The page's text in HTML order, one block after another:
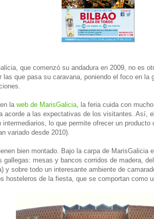
que comenzó su andadura en 2009, no es
las que pasa su caravana, poniendo el foco en la
laweb de MarisGalicia, la feria cuida con
acorde a las expectativas de los visitantes. Así,
lo que permite ofrecer un producto
variado desde 2010).
bien montado. Bajo la carpa de MarisGalicia
gallegas: mesas y bancos corridos de madera,
y sobre todo un interesante ambiente de
hosteleros de la fiesta, que se comportan como